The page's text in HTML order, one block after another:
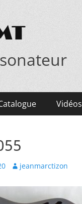
Vidéos
Author
jeanmarctizon